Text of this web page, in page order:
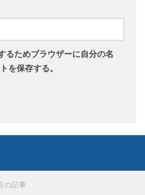
るためブラウザーに自分の名
を保存する。
の記事